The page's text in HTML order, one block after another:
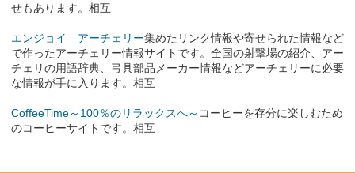
せもあります。相互
エンジョイ アーチェリー集めたリンク情報や寄せられた情報など
で作ったアーチェリー情報サイトです。全国の射撃場の紹介、アー
チェリの用語辞典、弓具部品メーカー情報などアーチェリーに必要
な情報が手に入ります。相互
CoffeeTime～100％のリラックスへ～ コーヒーを存分に楽しむため
のコーヒーサイトです。相互